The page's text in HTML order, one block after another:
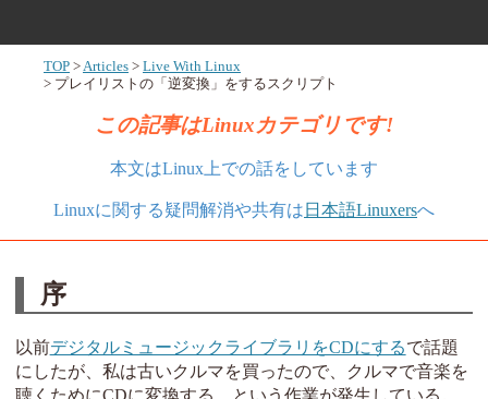
TOP Articles
Live With Linux
プレイリストの「逆変換」をするスクリプト
この記事はLinuxカテゴリです!
本文はLinux上での話をしています
Linuxに関する疑問解消や共有は 日本語Linuxersへ
序
以前デジタルミュージックライブラリをCDにするで話題
にしたが、私は古いクルマを買ったので、クルマで音楽を